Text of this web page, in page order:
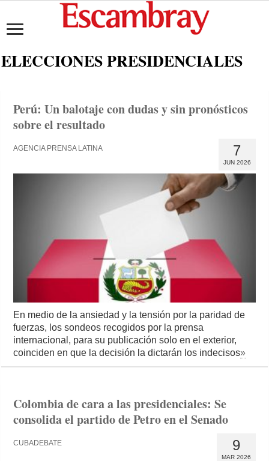
ELECCIONES PRESIDENCIALES
Perú: Un balotaje con dudas y sin pronósticos
sobre el resultado
7
JUN 2026
AGENCIA PRENSA LATINA
En medio de la ansiedad y la tensión por la paridad de
fuerzas, los sondeos recogidos por la prensa
internacional, para su publicación solo en el exterior,
coinciden en que la decisión la dictarán los indecisos»
Colombia de cara a las presidenciales: Se
consolida el partido de Petro en el Senado
9
MAR 2026
CUBADEBATE